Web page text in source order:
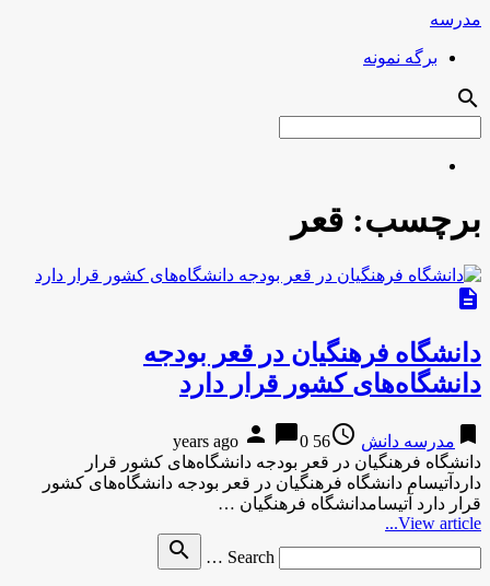
مدرسه
برگه نمونه
search
برچسب: قعر
description
دانشگاه‌ فرهنگیان در قعر بودجه
دانشگاه‌های کشور قرار دارد
bookmark مدرسه دانش access_time
56 years ago
person chat_bubble0
دانشگاه‌ فرهنگیان در قعر بودجه دانشگاه‌های کشور قرار
داردآتیسام دانشگاه‌ فرهنگیان در قعر بودجه دانشگاه‌های کشور
قرار دارد آتیسامدانشگاه‌ فرهنگیان …
View article...
Search …
search